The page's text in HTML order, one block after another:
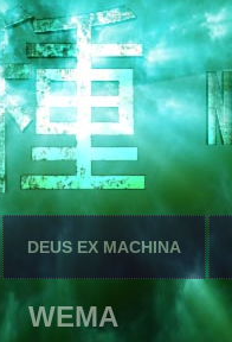
DEUS EX MACHINA
WEMA